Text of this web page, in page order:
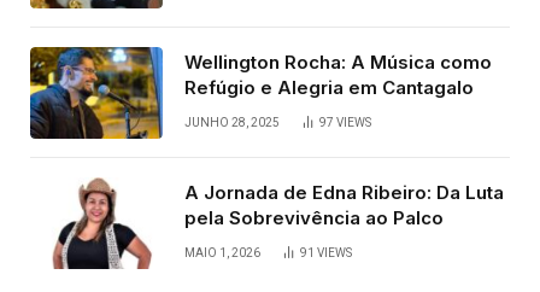
Wellington Rocha: A Música como
Refúgio e Alegria em Cantagalo
JUNHO 28, 2025 97 VIEWS
A Jornada de Edna Ribeiro: Da Luta
pela Sobrevivência ao Palco
MAIO 1, 2026 91 VIEWS